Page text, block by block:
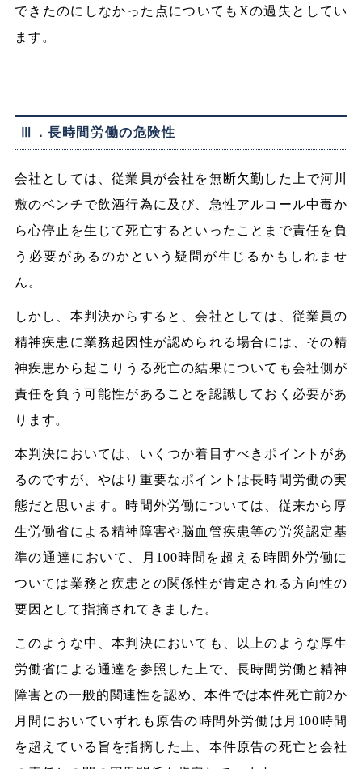
できたのにしなかった点についてもXの過失としてい
ます。
Ⅲ．長時間労働の危険性
会社としては、従業員が会社を無断欠勤した上で河川
敷のベンチで飲酒行為に及び、急性アルコール中毒か
ら心停止を生じて死亡するといったことまで責任を負
う必要があるのかという疑問が生じるかもしれませ
ん。
しかし、本判決からすると、会社としては、従業員の
精神疾患に業務起因性が認められる場合には、その精
神疾患から起こりうる死亡の結果についても会社側が
責任を負う可能性があることを認識しておく必要があ
ります。
本判決においては、いくつか着目すべきポイントがあ
るのですが、やはり重要なポイントは長時間労働の実
態だと思います。時間外労働については、従来から厚
生労働省による精神障害や脳血管疾患等の労災認定基
準の通達において、月100時間を超える時間外労働に
ついては業務と疾患との関係性が肯定される方向性の
要因として指摘されてきました。
このような中、本判決においても、以上のような厚生
労働省による通達を参照した上で、長時間労働と精神
障害との一般的関連性を認め、本件では本件死亡前2か
月間においていずれも原告の時間外労働は月100時間
を超えている旨を指摘した上、本件原告の死亡と会社